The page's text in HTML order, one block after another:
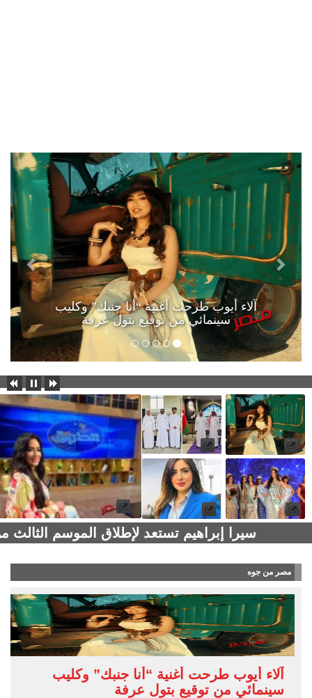
آلاء أيوب طرحت أغنية “أنا جنبك” وكليب
سينمائي من توقيع بتول عرفة
سيرا إبراهيم تستعد لإطلاق الموسم
مصر من جوه
آلاء أيوب طرحت أغنية “أنا جنبك” وكليب
سينمائي من توقيع بتول عرفة